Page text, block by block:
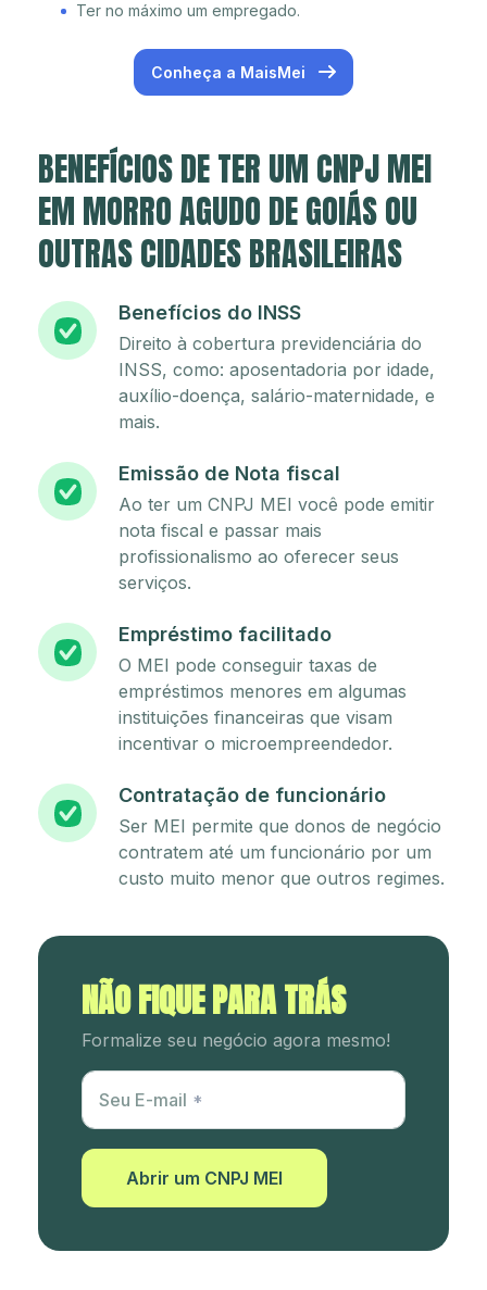
Ter no máximo um empregado.
Conheça a MaisMei
BENEFÍCIOS DE TER UM CNPJ MEI
EM MORRO AGUDO DE GOIÁS OU
OUTRAS CIDADES BRASILEIRAS
Benefícios do INSS
Direito à cobertura previdenciária do
INSS, como: aposentadoria por idade,
auxílio-doença, salário-maternidade, e
mais.
Emissão de Nota fiscal
Ao ter um CNPJ MEI você pode emitir
nota fiscal e passar mais
profissionalismo ao oferecer seus
serviços.
Empréstimo facilitado
O MEI pode conseguir taxas de
empréstimos menores em algumas
instituições financeiras que visam
incentivar o microempreendedor.
Contratação de funcionário
Ser MEI permite que donos de negócio
contratem até um funcionário por um
custo muito menor que outros regimes.
NÃO FIQUE PARA TRÁS
Formalize seu negócio agora mesmo!
Utm Content
Seu E-mail
Abrir um CNPJ MEI